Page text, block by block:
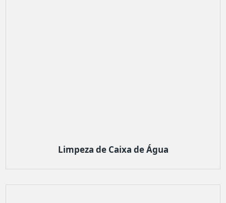
Limpeza de Caixa de Água